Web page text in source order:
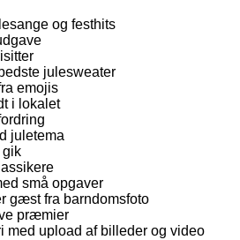
og festhits
julesweater
emojis
i lokalet
juletema
gik
små opgaver
gæst fra barndomsfoto
præmier
upload af billeder og video